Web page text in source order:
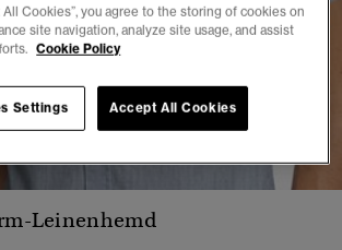
2 3 4 5 6 7
Leinenhemd
All Cookies”, you agree to the storing of cookies on
site navigation, analyze site usage, and assist
Cookie Policy
Accept All Cookies
Settings